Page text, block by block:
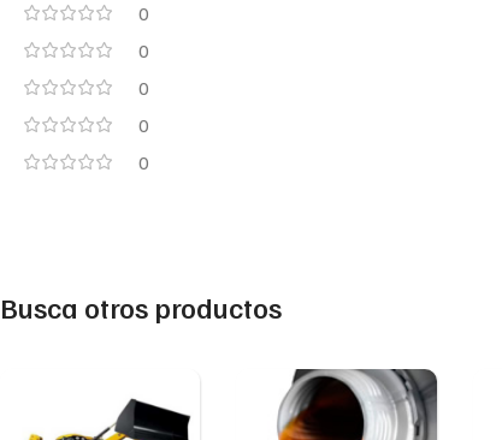
0
0
0
0
0
Busca otros productos